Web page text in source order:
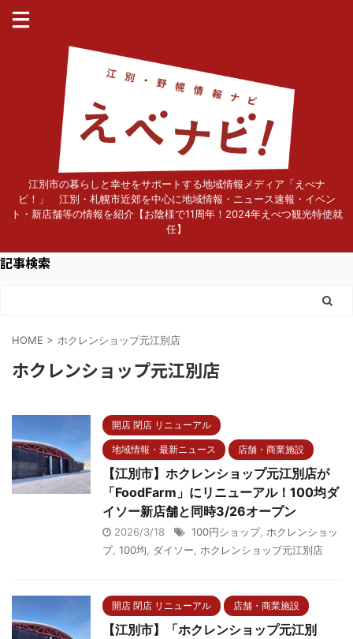
江別市の暮らしと幸せをサポートする地域情報メディア「えべナ
ビ！」 江別・札幌市近郊を中心に地域情報・ニュース速報・イベン
ト・新店舗等の情報を紹介【お陰様で11周年！2024年えべつ観光特使就
任】
記事検索
HOME > ホクレンショップ元江別店
ホクレンショップ元江別店
開店 閉店 リニューアル
地域情報・最新ニュース 店舗・商業施設
【江別市】ホクレンショップ元江別店が
「FoodFarm」にリニューアル！100均ダ
イソー新店舗と同時3/26オープン
2026/3/18 100円ショップ, ホクレンショッ
プ, 100均, ダイソー, ホクレンショップ元江別店
開店 閉店 リニューアル 店舗・商業施設
【江別市】「ホクレンショップ元江別